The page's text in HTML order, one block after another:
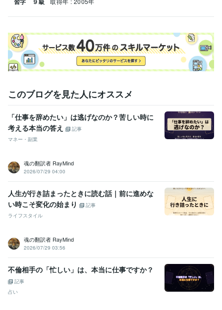
このブログを見た人にオススメ
「仕事を辞めたい」は逃げなのか？苦しい時に
考える本当の答え
記事
マネー・副業
魂の翻訳者 RayMind
2026/07/29 04:00
人生が行き詰まったときに読む話｜前に進めな
い時こそ変化の始まり
記事
ライフスタイル
魂の翻訳者 RayMind
2026/07/29 03:56
不倫相手の「忙しい」は、本当に仕事ですか？
記事
占い